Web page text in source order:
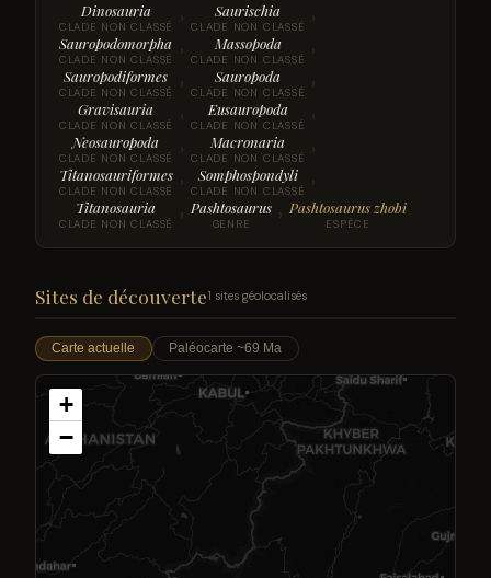
Dinosauria
CLADE NON CLASSÉ › Saurischia
CLADE NON CLASSÉ ›
Sauropodomorpha
CLADE NON CLASSÉ › Massopoda
CLADE NON CLASSÉ ›
Sauropodiformes
CLADE NON CLASSÉ › Sauropoda
CLADE NON CLASSÉ ›
Gravisauria
CLADE NON CLASSÉ › Eusauropoda
CLADE NON CLASSÉ ›
Neosauropoda
CLADE NON CLASSÉ › Macronaria
CLADE NON CLASSÉ ›
Titanosauriformes
CLADE NON CLASSÉ › Somphospondyli
CLADE NON CLASSÉ ›
Titanosauria
CLADE NON CLASSÉ › Pashtosaurus
GENRE › Pashtosaurus zhobi
ESPÈCE
Sites de découverte1 sites géolocalisés
Carte actuelle Paléocarte ~69 Ma
+
−